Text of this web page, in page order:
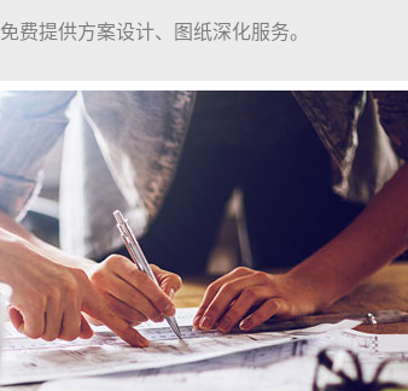
免费提供方案设计、图纸深化服务。